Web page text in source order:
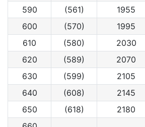
590
(561) 1955
600
(570) 1995
610
(580) 2030
620
(589) 2070
630
(599) 2105
640
(608) 2145
650
(618) 2180